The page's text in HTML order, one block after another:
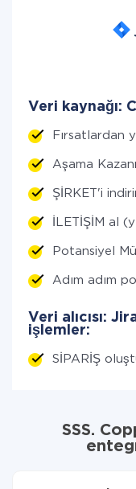
Veri kaynağı:
Fırsatlardan
Aşama
ŞİRKET'i
İLETİŞİM al
Potansiyel
Adım adım
Veri alıcısı:
işlemler:
SİPARİŞ
SSS.